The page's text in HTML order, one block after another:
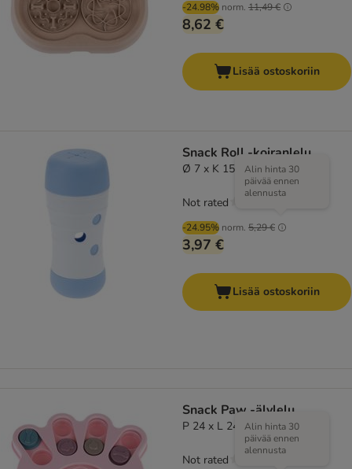
-24.98% norm. 11,49 €
8,62 €
Lisää ostoskoriin
Snack Roll -koiranlelu
Ø 7 x K 15,5 cm
-24.95% norm. 5,29 €
Alin hinta 30
päivää ennen
alennusta
3,97 €
Not rated
Lisää ostoskoriin
Snack Paw -älylelu
P 24 x L 24 x K 3,2 cm
Alin hinta 30
päivää ennen
alennusta
Not rated